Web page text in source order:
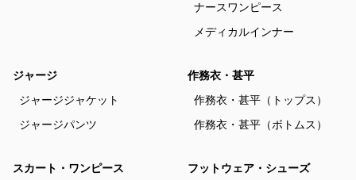
ナースワンピース
メディカルインナー
ジャージ
ジャージジャケット
ジャージパンツ
作務衣・甚平
作務衣・甚平（トップス）
作務衣・甚平（ボトムス）
スカート・ワンピース
フットウェア・シューズ